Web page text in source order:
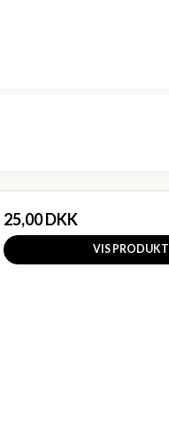
25,00 DKK
VIS PRODUKT